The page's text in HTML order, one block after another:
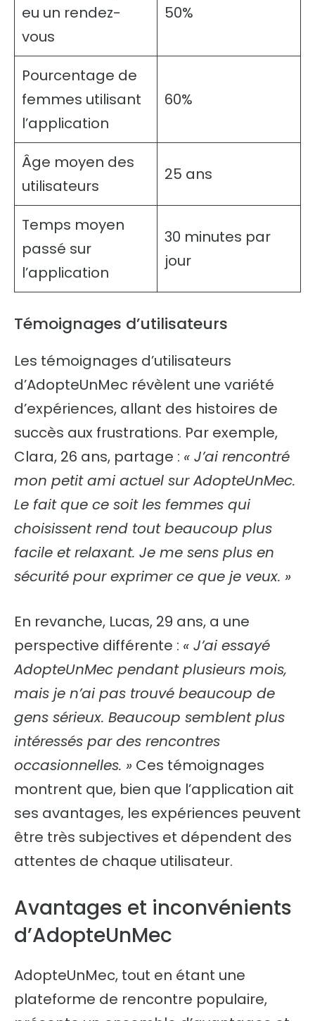
eu un rendez-
vous
50%
Pourcentage de
femmes utilisant
l’application
60%
Âge moyen des
utilisateurs
25 ans
Temps moyen
passé sur
l’application
30 minutes par
jour
Témoignages d’utilisateurs
Les témoignages d’utilisateurs
d’AdopteUnMec révèlent une variété
d’expériences, allant des histoires de
succès aux frustrations. Par exemple,
Clara, 26 ans, partage : « J’ai rencontré
mon petit ami actuel sur AdopteUnMec.
Le fait que ce soit les femmes qui
choisissent rend tout beaucoup plus
facile et relaxant. Je me sens plus en
sécurité pour exprimer ce que je veux. »
En revanche, Lucas, 29 ans, a une
perspective différente : « J’ai essayé
AdopteUnMec pendant plusieurs mois,
mais je n’ai pas trouvé beaucoup de
gens sérieux. Beaucoup semblent plus
intéressés par des rencontres
occasionnelles. » Ces témoignages
montrent que, bien que l’application ait
ses avantages, les expériences peuvent
être très subjectives et dépendent des
attentes de chaque utilisateur.
Avantages et inconvénients
d’AdopteUnMec
AdopteUnMec, tout en étant une
plateforme de rencontre populaire,